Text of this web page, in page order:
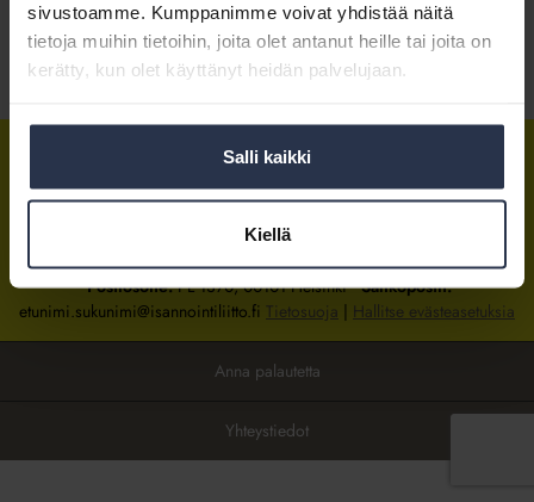
sivustoamme. Kumppanimme voivat yhdistää näitä
tietoja muihin tietoihin, joita olet antanut heille tai joita on
kerätty, kun olet käyttänyt heidän palvelujaan.
Salli kaikki
Kiellä
Kirjaudu sisään
Tietoa jäsenyydestä
IsännöintiliittoIsännöintiliittoIsännöintiliitto
Isännöintiliiton toimistosijaitsee Hakaniemessä Helsingissä.
Postiosoite:PL 1370, 00101 HelsinkiSähköpostit:
etunimi.sukunimi@isannointiliitto.fi Tietosuoja | Hallitse evästeasetuksia
Anna palautetta
Yhteystiedot